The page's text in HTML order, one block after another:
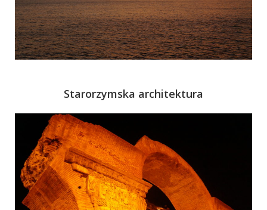
Starorzymska architektura